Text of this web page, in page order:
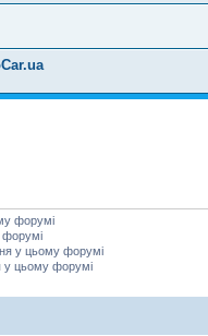
форумі
форумі
у цьому форумі
у цьому форумі